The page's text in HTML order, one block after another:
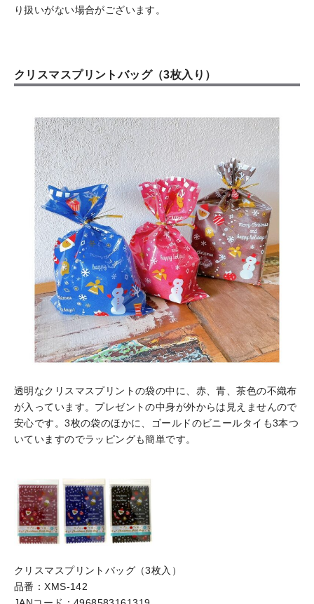
り扱いがない場合がございます。
クリスマスプリントバッグ（3枚入り）
透明なクリスマスプリントの袋の中に、赤、青、茶色の不織布
が入っています。プレゼントの中身が外からは見えませんので
安心です。3枚の袋のほかに、ゴールドのビニールタイも3本つ
いていますのでラッピングも簡単です。
クリスマスプリントバッグ（3枚入）
品番：XMS-142